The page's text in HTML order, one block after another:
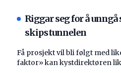
Riggar seg for å
skipstunnelen
Få prosjekt vil bli følgt med
faktor» kan kystdirektøren